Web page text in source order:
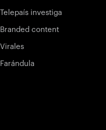
Telepaís investiga
Branded content
Virales
Farándula